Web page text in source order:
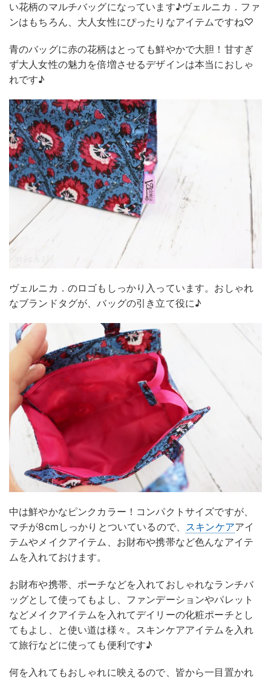
い花柄のマルチバッグになっています♪ヴェルニカ．ファ
ンはもちろん、大人女性にぴったりなアイテムですね♡
青のバッグに赤の花柄はとっても鮮やかで大胆！甘すぎ
ず大人女性の魅力を倍増させるデザインは本当におしゃ
れです♪
ヴェルニカ．のロゴもしっかり入っています。おしゃれ
なブランドタグが、バッグの引き立て役に♪
中は鮮やかなピンクカラー！コンパクトサイズですが、
マチが8cmしっかりとついているので、 スキンケアアイ
テムやメイクアイテム、お財布や携帯など色んなアイテ
ムを入れておけます。
お財布や携帯、ポーチなどを入れておしゃれなランチバ
ッグとして使ってもよし、ファンデーションやパレット
などメイクアイテムを入れてデイリーの化粧ポーチとし
てもよし、と使い道は様々。スキンケアアイテムを入れ
て旅行などに使っても便利です♪
何を入れてもおしゃれに映えるので、皆から一目置かれ